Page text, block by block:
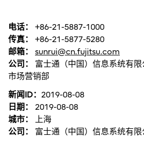
电话：
+86-21-5887-1000
传真：
+86-21-5877-5280
邮箱：
sunrui@cn.fujitsu.com
公司：
富士通（中国）信息系统有限
市场营销部
新闻ID： 2019-08-08
日期：
2019-08-08
城市：
上海
公司：
富士通（中国）信息系统有限